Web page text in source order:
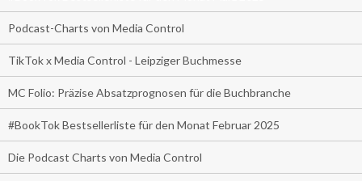
Podcast-Charts von Media Control
TikTok x Media Control - Leipziger Buchmesse
MC Folio: Präzise Absatzprognosen für die Buchbranche
#BookTok Bestsellerliste für den Monat Februar 2025
Die Podcast Charts von Media Control